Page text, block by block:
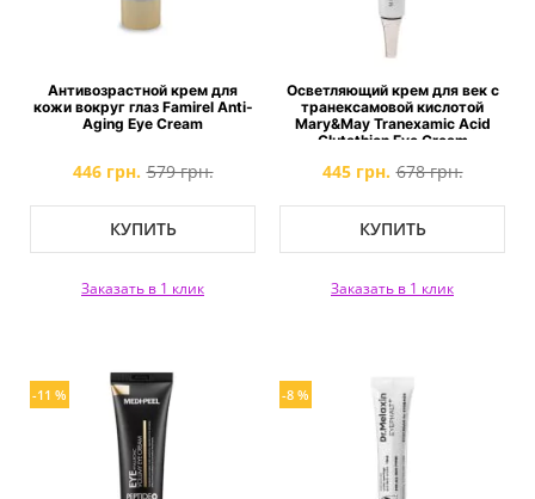
Антивозрастной крем для
кожи вокруг глаз Famirel Anti-
Aging Eye Cream
446 грн. 579 грн.
КУПИТЬ
Заказать в 1 клик
Осветляющий крем для век с
транексамовой кислотой
Mary&May Tranexamic Acid
Glutathion Eye Cream
445 грн. 678 грн.
КУПИТЬ
Заказать в 1 клик
-11 % -8 %